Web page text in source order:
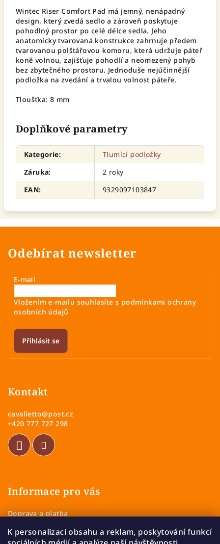
K personalizaci obsahu a reklam, poskytování funkcí
Wintec Riser Comfort Pad má jemný, nenápadný
design, který zvedá sedlo a zároveň poskytuje
pohodlný prostor po celé délce sedla. Jeho
anatomicky tvarovaná konstrukce zahrnuje předem
tvarovanou polštářovou komoru, která udržuje páteř
koně volnou, zajišťuje pohodlí a neomezený pohyb
bez zbytečného prostoru. Jednoduše nejúčinnější
podložka na zvedání a trvalou volnost páteře.
Tloušťka: 8 mm
Doplňkové parametry
Kategorie:
Tlumící podložky
Záruka:
2 roky
EAN: 9329097103847
Odebírat newsletter
E-mail
Vložením e-mailu souhlasíte s podmínkami ochrany
osobních údajů
Přihlásit se
Kontakt
cavalletto@post.cz
+420 777 727 298
Informace pro vás
Doprava a platba
Zásady ochrany osobních údajů